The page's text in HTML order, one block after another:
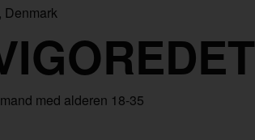
Denmark
med alderen 18-35